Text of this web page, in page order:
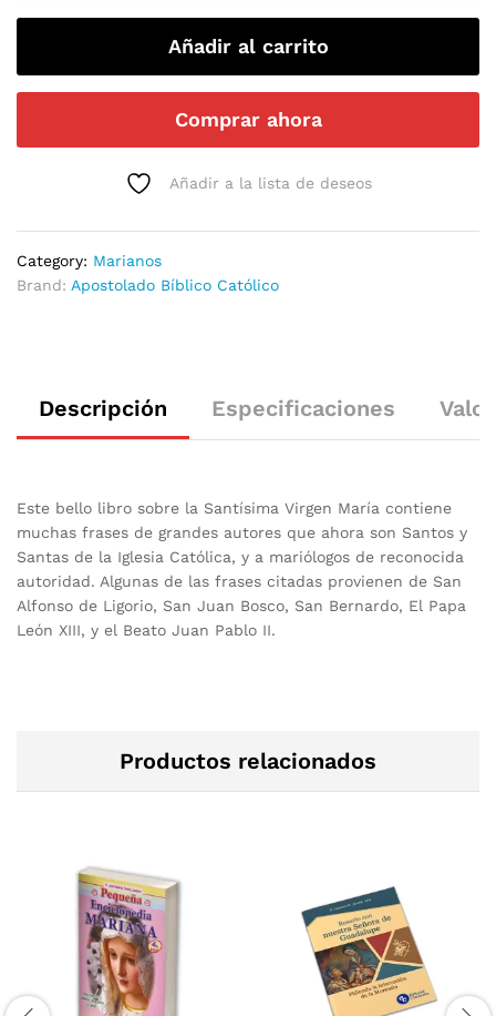
Añadir al carrito
Comprar ahora
Añadir a la lista de deseos
Category: Marianos
Brand: Apostolado Bíblico Católico
Descripción Especificaciones
Este bello libro sobre la Santísima Virgen María contiene
muchas frases de grandes autores que ahora son Santos y
Santas de la Iglesia Católica, y a mariólogos de reconocida
autoridad. Algunas de las frases citadas provienen de San
Alfonso de Ligorio, San Juan Bosco, San Bernardo, El Papa
León XIII, y el Beato Juan Pablo II.
Productos relacionados